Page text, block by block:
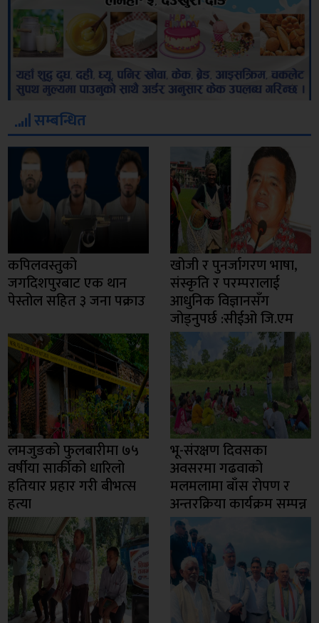
सम्बन्धित
कपिलवस्तुको
जगदिशपुरबाट एक थान
पेस्तोल सहित ३ जना पक्राउ
खोजी र पुनर्जागरण भाषा,
संस्कृति र परम्परालाई
आधुनिक विज्ञानसँग
जोड्नुपर्छ :सीईओ जि.एम
लमजुङको फुलबारीमा ७५
वर्षीया सार्कीको धारिलो
हतियार प्रहार गरी बीभत्स
हत्या
भू-संरक्षण दिवसका
अवसरमा गढवाको
मलमलामा बाँस रोपण र
अन्तरक्रिया कार्यक्रम सम्पन्न